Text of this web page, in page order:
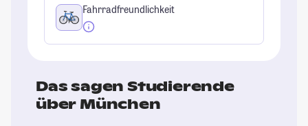
Fahrradfreundlichkeit
Das sagen Studierende
über München